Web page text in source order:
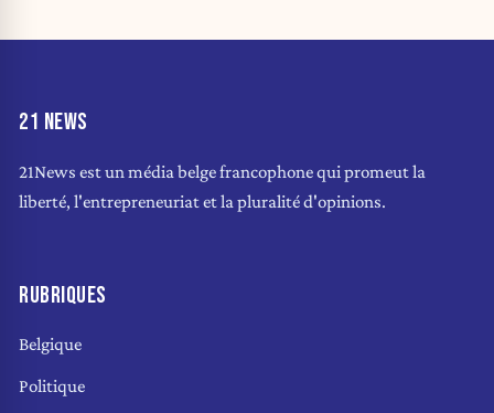
21 NEWS
21News est un média belge francophone qui promeut la
liberté, l'entrepreneuriat et la pluralité d'opinions.
RUBRIQUES
Belgique
Politique